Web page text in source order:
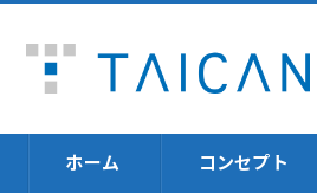
ホーム コンセプト